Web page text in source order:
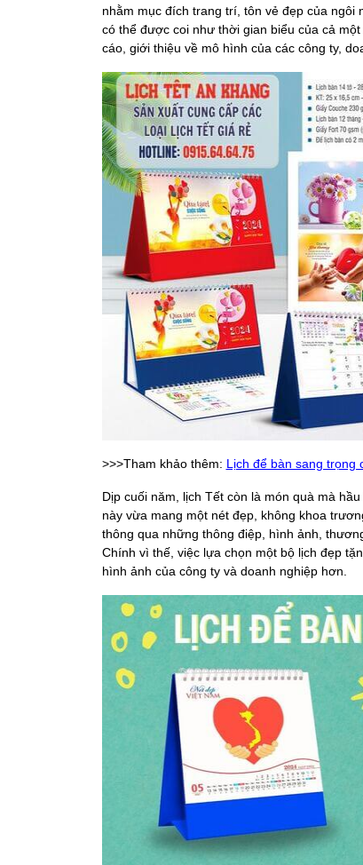
nhằm mục đích trang trí, tôn vẻ đẹp của ngôi
có thể được coi như thời gian biểu của cả
cáo, giới thiệu về mô hình của các công ty,
>>>Tham khảo thêm: Lịch để bàn sang trọng
Dịp cuối năm, lịch Tết còn là món quà mà
này vừa mang một nét đẹp, không khoa
thông qua những thông điệp, hình ảnh,
Chính vì thế, việc lựa chọn một bộ lịch đẹp
hình ảnh của công ty và doanh nghiệp hơn.